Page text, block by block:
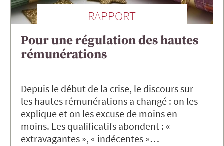
RAPPORT
Pour une régulation des hautes
rémunérations
Depuis le début de la crise, le discours sur
les hautes rémunérations a changé : on les
explique et on les excuse de moins en
moins. Les qualificatifs abondent : «
extravagantes », « indécentes »…